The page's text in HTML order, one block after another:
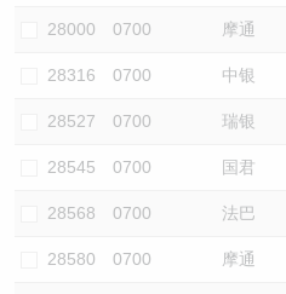
28000 0700 摩通
28316 0700 中银
28527 0700 瑞银
28545 0700 国君
28568 0700 法巴
28580 0700 摩通